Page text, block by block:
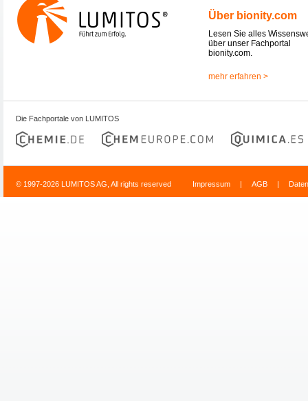
Über bionity.com
Lesen Sie alles
über unser Fachportal
bionity.com.
mehr erfahren >
Die Fachportale von LUMITOS
© 1997-2026 LUMITOS AG, All rights reserved Impressum | AGB |